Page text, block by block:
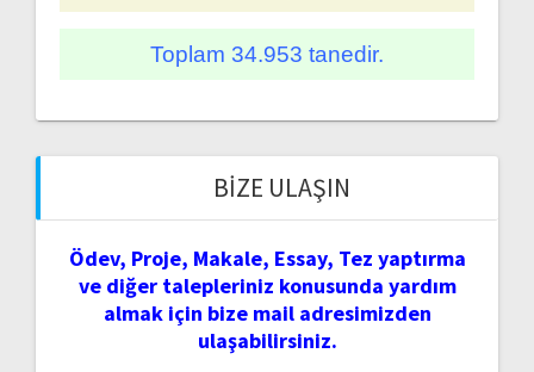
Toplam 34.953 tanedir.
BIZE ULAŞIN
Ödev, Proje, Makale, Essay, Tez yaptırma
ve diğer talepleriniz konusunda yardım
almak için bize mail adresimizden
ulaşabilirsiniz.